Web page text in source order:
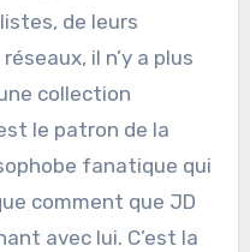
de leurs
il n’y a plus
collection
le patron de la
fanatique qui
comment que JD
avec lui. C’est la